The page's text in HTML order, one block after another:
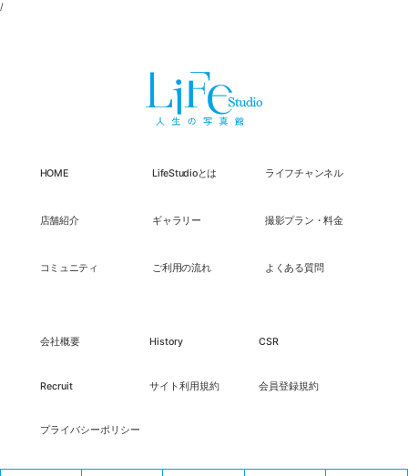
/
HOME LifeStudioとは ライフチャンネル
店舗紹介 ギャラリー 撮影プラン・料金
コミュニティ ご利用の流れ よくある質問
会社概要 History CSR
Recruit サイト利用規約 会員登録規約
プライバシーポリシー